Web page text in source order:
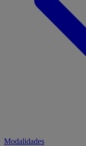
Modalidades